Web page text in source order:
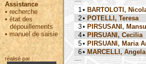
Assistance
• recherche
•état des
dépouillements
•manuel de saisie
réalisé par :
1 • BARTOLOTI,
2• POTELLI, Teresa
3• PIRSUSANI,
4• PIRSUANI, Cecilia
5• PIRSUANI, Maria
6• MARCELLI, Angela